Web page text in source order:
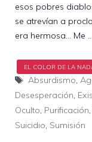
esos pobres
se atrevían a
era hermosa… Me …
Etiquetas
Absurdismo,
Desesperación,
Oculto, Purificación,
Suicidio, Sumisión